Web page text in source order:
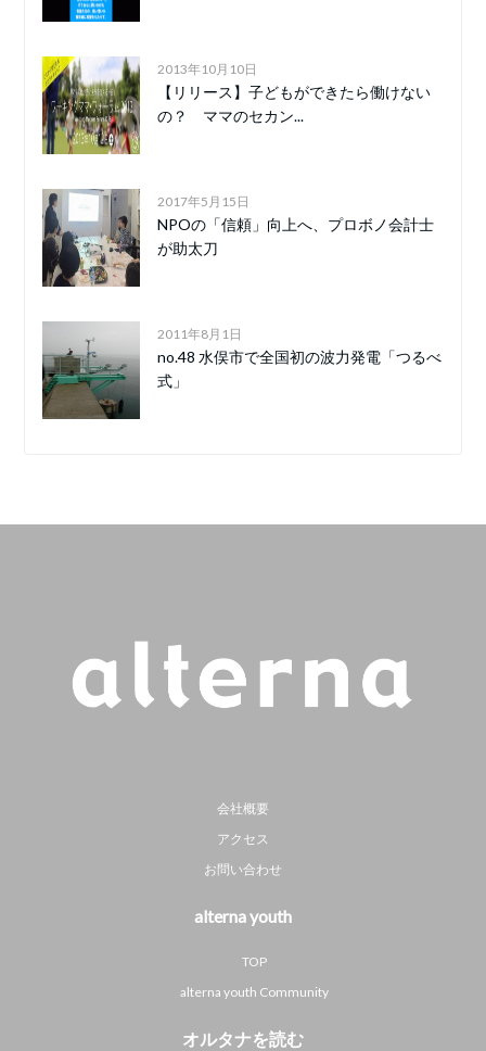
2013年10月10日
【リリース】子どもができたら働けない
の？ ママのセカン...
2017年5月15日
NPOの「信頼」向上へ、プロボノ会計士
が助太刀
2011年8月1日
no.48 水俣市で全国初の波力発電「つるべ
式」
会社概要
アクセス
お問い合わせ
alterna youth
TOP
alterna youth Community
オルタナを読む